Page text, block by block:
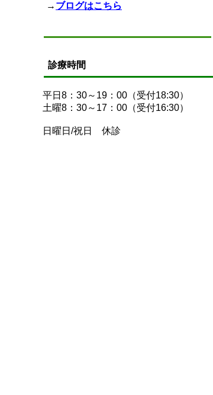
→ ブログはこちら
診療時間
平日8：30～19：00（受付18:30）
土曜8：30～17：00（受付16:30）
日曜日/祝日 休診